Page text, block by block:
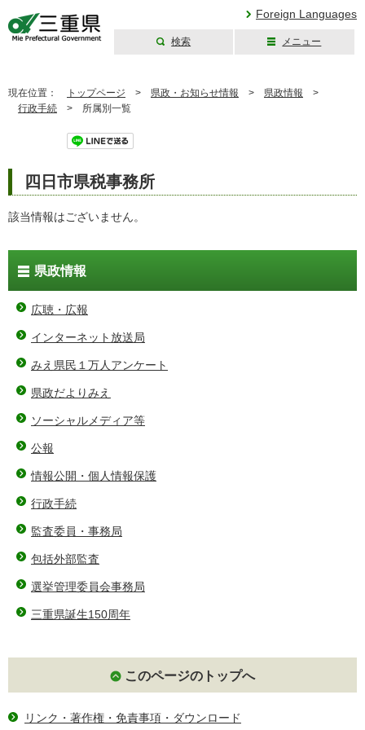
Foreign Languages
検索 メニュー
現在位置： トップページ > 県政・お知らせ情報 > 県政情報 >
行政手続 > 所属別一覧
四日市県税事務所
該当情報はございません。
県政情報
広聴・広報
インターネット放送局
みえ県民１万人アンケート
県政だよりみえ
ソーシャルメディア等
公報
情報公開・個人情報保護
行政手続
監査委員・事務局
包括外部監査
選挙管理委員会事務局
三重県誕生150周年
このページのトップへ
リンク・著作権・免責事項・ダウンロード